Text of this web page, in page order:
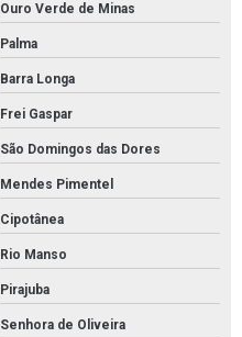
Ouro Verde de Minas
Palma
Barra Longa
Frei Gaspar
São Domingos das Dores
Mendes Pimentel
Cipotânea
Rio Manso
Pirajuba
Senhora de Oliveira